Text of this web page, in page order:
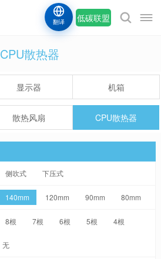
低碳联盟
翻译
CPU散热器
显示器 机箱
散热风扇 CPU散热器
侧吹式 下压式
140mm 120mm 90mm 80mm
8根 7根 6根 5根 4根
无